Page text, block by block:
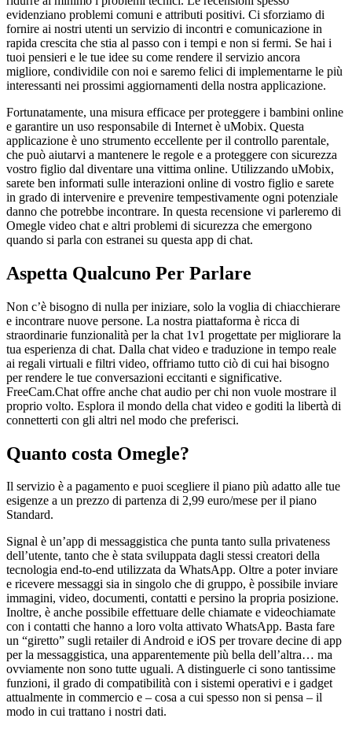
evidenziano problemi comuni e attributi positivi. Ci sforziamo di
fornire ai nostri utenti un servizio di incontri e comunicazione in
rapida crescita che stia al passo con i tempi e non si fermi. Se hai i
tuoi pensieri e le tue idee su come rendere il servizio ancora
migliore, condividile con noi e saremo felici di implementarne le più
interessanti nei prossimi aggiornamenti della nostra applicazione.
Fortunatamente, una misura efficace per proteggere i bambini online
e garantire un uso responsabile di Internet è uMobix. Questa
applicazione è uno strumento eccellente per il controllo parentale,
che può aiutarvi a mantenere le regole e a proteggere con sicurezza
vostro figlio dal diventare una vittima online. Utilizzando uMobix,
sarete ben informati sulle interazioni online di vostro figlio e sarete
in grado di intervenire e prevenire tempestivamente ogni potenziale
danno che potrebbe incontrare. In questa recensione vi parleremo di
Omegle video chat e altri problemi di sicurezza che emergono
quando si parla con estranei su questa app di chat.
Aspetta Qualcuno Per Parlare
Non c’è bisogno di nulla per iniziare, solo la voglia di chiacchierare
e incontrare nuove persone. La nostra piattaforma è ricca di
straordinarie funzionalità per la chat 1v1 progettate per migliorare la
tua esperienza di chat. Dalla chat video e traduzione in tempo reale
ai regali virtuali e filtri video, offriamo tutto ciò di cui hai bisogno
per rendere le tue conversazioni eccitanti e significative.
FreeCam.Chat offre anche chat audio per chi non vuole mostrare il
proprio volto. Esplora il mondo della chat video e goditi la libertà di
connetterti con gli altri nel modo che preferisci.
Quanto costa Omegle?
Il servizio è a pagamento e puoi scegliere il piano più adatto alle tue
esigenze a un prezzo di partenza di 2,99 euro/mese per il piano
Standard.
Signal è un’app di messaggistica che punta tanto sulla privateness
dell’utente, tanto che è stata sviluppata dagli stessi creatori della
tecnologia end-to-end utilizzata da WhatsApp. Oltre a poter inviare
e ricevere messaggi sia in singolo che di gruppo, è possibile inviare
immagini, video, documenti, contatti e persino la propria posizione.
Inoltre, è anche possibile effettuare delle chiamate e videochiamate
con i contatti che hanno a loro volta attivato WhatsApp. Basta fare
un “giretto” sugli retailer di Android e iOS per trovare decine di app
per la messaggistica, una apparentemente più bella dell’altra… ma
ovviamente non sono tutte uguali. A distinguerle ci sono tantissime
funzioni, il grado di compatibilità con i sistemi operativi e i gadget
attualmente in commercio e – cosa a cui spesso non si pensa – il
modo in cui trattano i nostri dati.